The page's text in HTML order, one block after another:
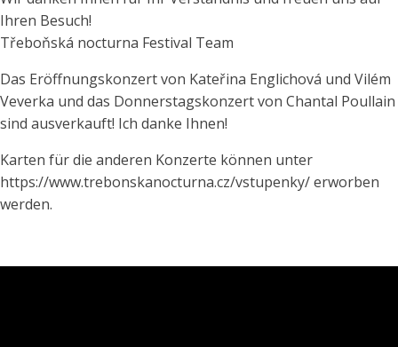
Ihren Besuch!
Třeboňská nocturna Festival Team
Das Eröffnungskonzert von Kateřina Englichová und Vilém
Veverka und das Donnerstagskonzert von Chantal Poullain
sind ausverkauft! Ich danke Ihnen!
Karten für die anderen Konzerte können unter
https://www.trebonskanocturna.cz/vstupenky/ erworben
werden.